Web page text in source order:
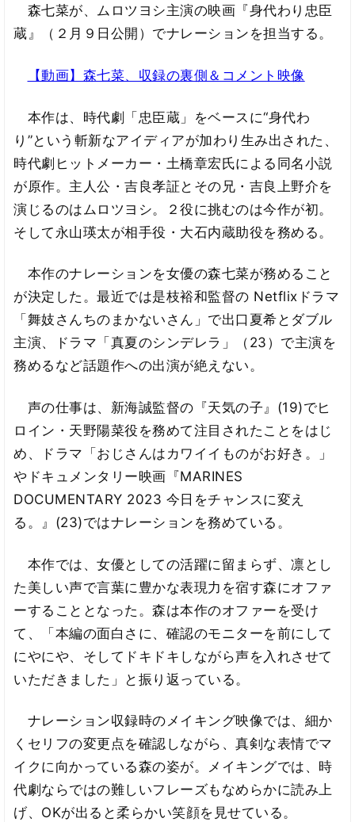
森七菜が、ムロツヨシ主演の映画『身代わり忠臣
蔵』（２月９日公開）でナレーションを担当する。
【動画】森七菜、収録の裏側＆コメント映像
本作は、時代劇「忠臣蔵」をベースに“身代わ
り”という斬新なアイディアが加わり生み出された、
時代劇ヒットメーカー・土橋章宏氏による同名小説
が原作。主人公・吉良孝証とその兄・吉良上野介を
演じるのはムロツヨシ。２役に挑むのは今作が初。
そして永山瑛太が相手役・大石内蔵助役を務める。
本作のナレーションを女優の森七菜が務めること
が決定した。最近では是枝裕和監督の Netflixドラマ
「舞妓さんちのまかないさん」で出口夏希とダブル
主演、ドラマ「真夏のシンデレラ」（23）で主演を
務めるなど話題作への出演が絶えない。
声の仕事は、新海誠監督の『天気の子』(19)でヒ
ロイン・天野陽菜役を務めて注目されたことをはじ
め、ドラマ「おじさんはカワイイものがお好き。」
やドキュメンタリー映画『MARINES
DOCUMENTARY 2023 今日をチャンスに変え
る。』(23)ではナレーションを務めている。
本作では、女優としての活躍に留まらず、凛とし
た美しい声で言葉に豊かな表現力を宿す森にオファ
ーすることとなった。森は本作のオファーを受け
て、「本編の面白さに、確認のモニターを前にして
にやにや、そしてドキドキしながら声を入れさせて
いただきました」と振り返っている。
ナレーション収録時のメイキング映像では、細か
くセリフの変更点を確認しながら、真剣な表情でマ
イクに向かっている森の姿が。メイキングでは、時
代劇ならではの難しいフレーズもなめらかに読み上
げ、OKが出ると柔らかい笑顔を見せている。